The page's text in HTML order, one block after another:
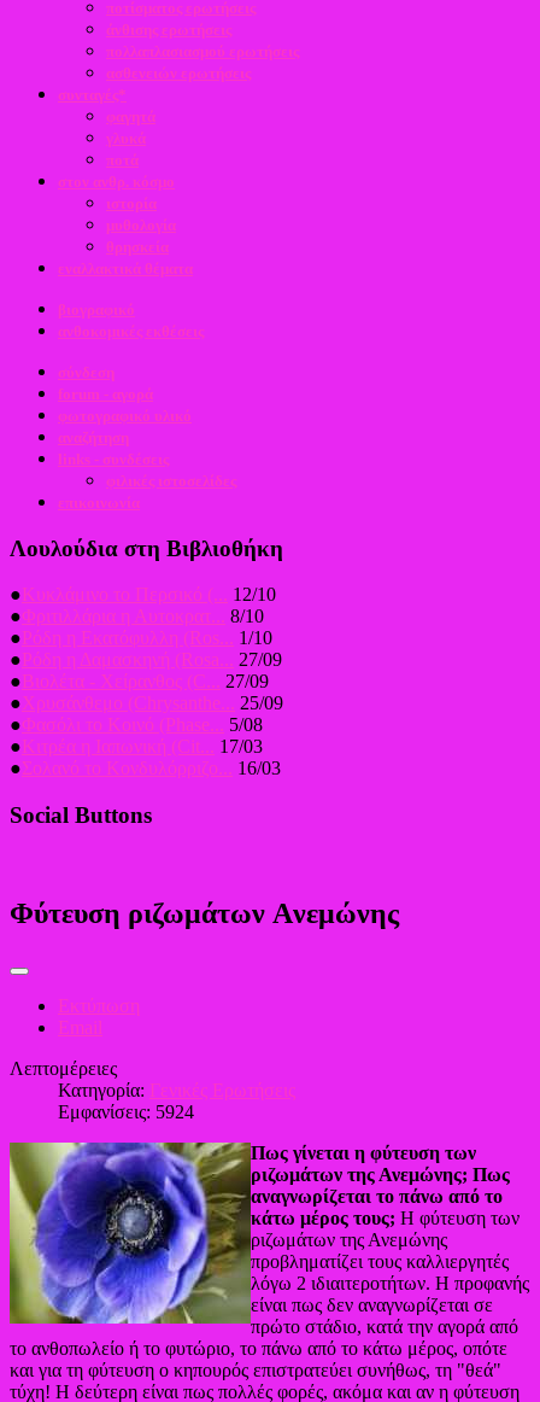
ποτίσματος ερωτήσεις
άνθισης ερωτήσεις
πολλαπλασιασμού ερωτήσεις
ασθενειών ερωτήσεις
συνταγές*
φαγητά
γλυκά
ποτά
στον ανθρ. κόσμο
ιστορία
μυθολογία
θρησκεία
εναλλακτικά θέματα
βιογραφικό
ανθοκομικές εκθέσεις
σύνδεση
forum - αγορά
φωτογραφικό υλικό
αναζήτηση
links - συνδέσεις
φιλικές ιστοσελίδες
επικοινωνία
Λουλούδια στη Βιβλιοθήκη
●Κυκλάμινο το Περσικό (... 12/10
●Φριτιλλάρια η Αυτοκρατ... 8/10
●Ρόδη η Εκατόφυλλη (Ros... 1/10
●Ρόδη η Δαμασκηνή (Rosa... 27/09
●Βιολέτα - Χείρανθος (C... 27/09
●Χρυσάνθεμο (Chrysanthe... 25/09
●Φασόλι το Κοινό (Phase... 5/08
●Κιτρέα η Ιαπωνική (Cit... 17/03
●Σολανό το Κονδυλόρριζο... 16/03
Social Buttons
Φύτευση ριζωμάτων Aνεμώνης
Εκτύπωση
Email
Λεπτομέρειες
Κατηγορία: Γενικές Ερωτήσεις
Εμφανίσεις: 5924
Πως γίνεται η φύτευση των
ριζωμάτων της Ανεμώνης; Πως
αναγνωρίζεται το πάνω από το
κάτω μέρος τους; Η φύτευση των
ριζωμάτων της Ανεμώνης
προβληματίζει τους καλλιεργητές
λόγω 2 ιδιαιτεροτήτων. Η προφανής
είναι πως δεν αναγνωρίζεται σε
πρώτο στάδιο, κατά την αγορά από
το ανθοπωλείο ή το φυτώριο, το πάνω από το κάτω μέρος, οπότε
και για τη φύτευση ο κηπουρός επιστρατεύει συνήθως, τη "θεά"
τύχη! Η δεύτερη είναι πως πολλές φορές, ακόμα και αν η φύτευση